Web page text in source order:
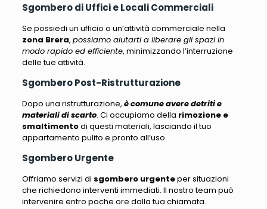
Sgombero di Uffici e Locali Commerciali
Se possiedi un ufficio o un’attività commerciale nella
zona Brera, possiamo aiutarti a liberare gli spazi in
modo rapido ed efficiente, minimizzando l’interruzione
delle tue attività.
Sgombero Post-Ristrutturazione
Dopo una ristrutturazione, è comune avere detriti e
materiali di scarto. Ci occupiamo della rimozione e
smaltimentodi questi materiali, lasciando il tuo
appartamento pulito e pronto all’uso.
Sgombero Urgente
Offriamo servizi di sgombero urgenteper situazioni
che richiedono interventi immediati. Il nostro team può
intervenire entro poche ore dalla tua chiamata.